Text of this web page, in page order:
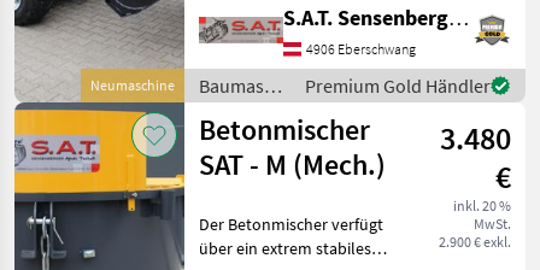
Baumaschinen
Betonmischer
KATEGORIE
WÄHLEN
SAT
Mammut
Neumaschine
Frontlader -Preis gültig für
200 Liter -Andere Größen
auf Anfrage per
S.A.T. Sensenberger Agrar-Technik
4906 Eberschwang
Baumaschinen
/ SAT
Premium Gold Händler
Betonmischer
SAT - M (Mech.)
3.480
€
inkl. 20 %
MwSt.
2.900 € exkl.
Der Betonmischer verfügt
über ein extrem stabiles